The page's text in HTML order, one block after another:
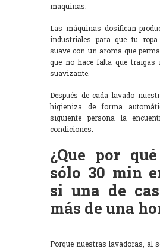
maquinas.
Las máquinas dosifican
industriales para que tu
suave con un aroma que
que no hace falta que traigas
suavizante.
Después de cada lavado
higieniza de forma
siguiente persona la
condiciones.
¿Que por
sólo 30 min
si una de
más de una
Porque nuestras lavadoras, al